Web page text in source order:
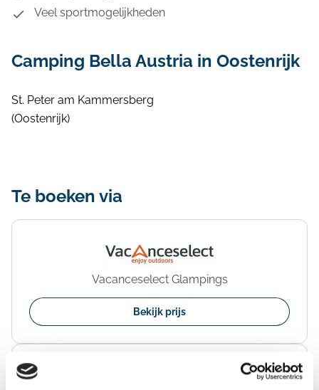
Veel sportmogelijkheden
Camping Bella Austria in Oostenrijk
St. Peter am Kammersberg
(Oostenrijk)
Te boeken via
Vacanceselect Glampings
Bekijk prijs